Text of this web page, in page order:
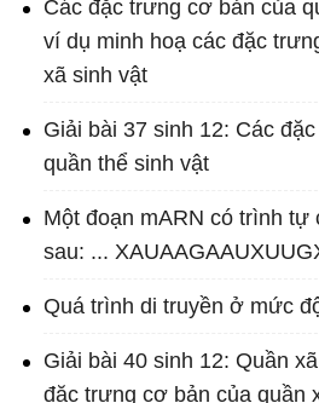
Các đặc trưng cơ bản của
ví dụ minh hoạ các đặc
xã sinh vật
Giải bài 37 sinh 12: Các
quần thể sinh vật
Một đoạn mARN có trình tự
sau: ...
Quá trình di truyền ở mức
Giải bài 40 sinh 12: Quần
đặc trưng cơ bản của quần